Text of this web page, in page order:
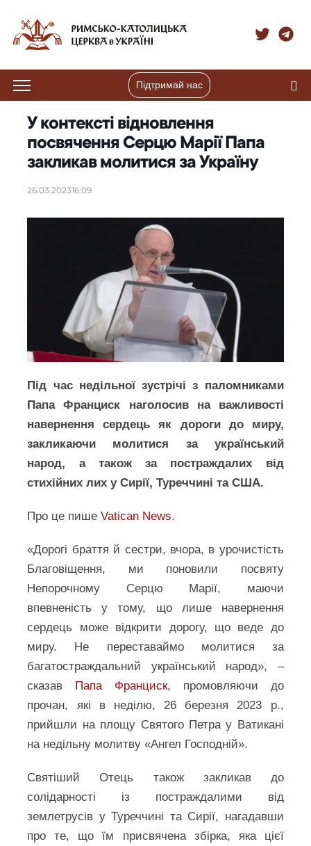
Підтримай нас
У контексті відновлення
посвячення Серцю Марії Папа
закликав молитися за Україну
26.03.202316:09
Під час недільної зустрічі з паломниками
Папа Франциск наголосив на важливості
навернення сердець як дороги до миру,
закликаючи молитися за український
народ, а також за постраждалих від
стихійних лих у Сирії, Туреччині та США.
Про це пишеVatican News.
«Дорогі браття й сестри, вчора, в урочистість
Благовіщення, ми поновили посвяту
Непорочному Серцю Марії, маючи
впевненість у тому, що лише навернення
сердець може відкрити дорогу, що веде до
миру. Не переставаймо молитися за
багатостраждальний український народ», –
сказав Папа Франциск, промовляючи до
прочан, які в неділю, 26 березня 2023 р.,
прийшли на площу Святого Петра у Ватикані
на недільну молитву «Ангел Господній».
Святіший Отець також закликав до
солідарності із постраждалими від
землетрусів у Туреччині та Сирії, нагадавши
про те, що їм присвячена збірка, яка цієї